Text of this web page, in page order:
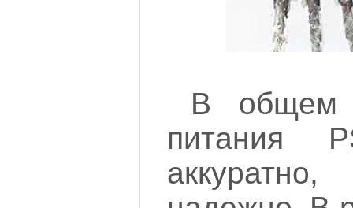
В общем
питания